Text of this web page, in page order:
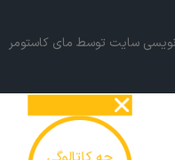
نویسی سایت توسط مای کاستومر